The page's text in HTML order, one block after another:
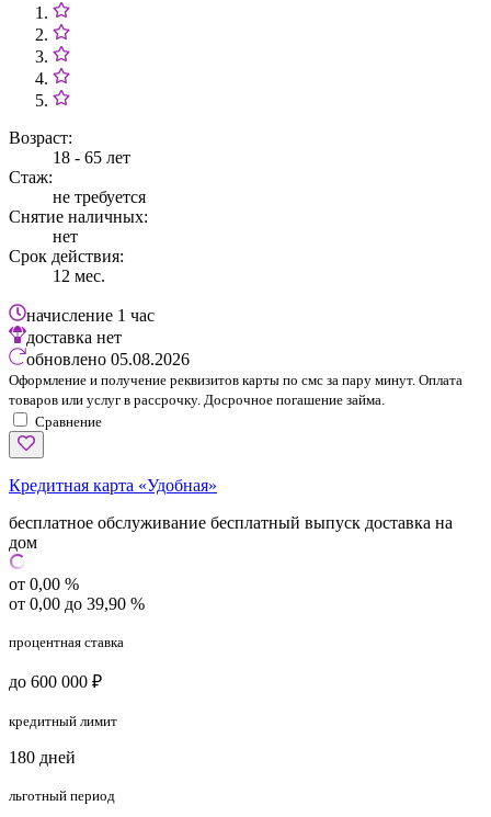
Возраст:
18 - 65 лет
Стаж:
не требуется
Снятие наличных:
нет
Срок действия:
12 мес.
начисление 1 час
доставка нет
обновлено 05.08.2026
Оформление и получение реквизитов карты по смс за пару минут. Оплата
товаров или услуг в рассрочку. Досрочное погашение займа.
Сравнение
Кредитная карта «Удобная»
бесплатное обслуживание бесплатный выпуск доставка на
дом
от 0,00 %
от 0,00 до 39,90 %
процентная ставка
до 600 000 ₽
кредитный лимит
180 дней
льготный период